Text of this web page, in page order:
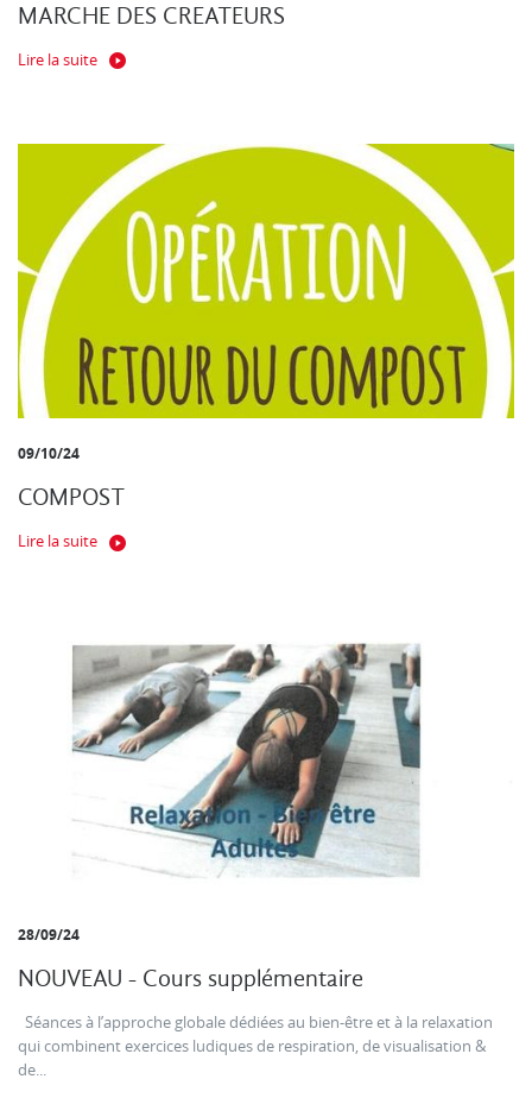
MARCHE DES CREATEURS
Lire la suite
09/10/24
COMPOST
Lire la suite
28/09/24
NOUVEAU - Cours supplémentaire
Séances à l’approche globale dédiées au bien-être et à la relaxation
qui combinent exercices ludiques de respiration, de visualisation &
de...